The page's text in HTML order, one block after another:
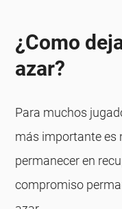
¿Como
azar?
Para muchos
más importante es
permanecer en
compromiso